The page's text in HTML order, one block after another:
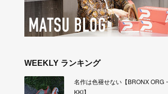
WEEKLY ランキング
名作は色褪せない【BRONX ORG・
KKI】